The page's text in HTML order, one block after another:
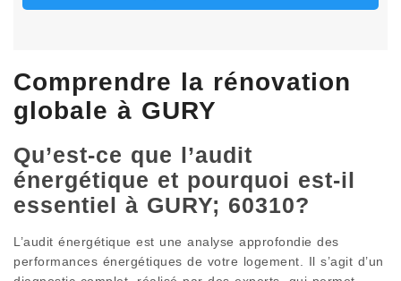
Comprendre la rénovation
globale à GURY
Qu’est-ce que l’audit
énergétique et pourquoi est-il
essentiel à GURY; 60310?
L’audit énergétique est une analyse approfondie des
performances énergétiques de votre logement. Il s’agit d’un